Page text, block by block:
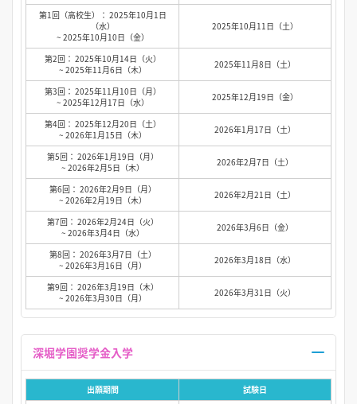
第1回（高校生）： 2025年10月1日
（水）
~ 2025年10月10日（金）
2025年10月11日（土）
第2回： 2025年10月14日（火）
~ 2025年11月6日（木）
2025年11月8日（土）
第3回： 2025年11月10日（月）
~ 2025年12月17日（水）
2025年12月19日（金）
第4回： 2025年12月20日（土）
~ 2026年1月15日（木）
2026年1月17日（土）
第5回： 2026年1月19日（月）
~ 2026年2月5日（木）
2026年2月7日（土）
第6回： 2026年2月9日（月）
~ 2026年2月19日（木）
2026年2月21日（土）
第7回： 2026年2月24日（火）
~ 2026年3月4日（水）
2026年3月6日（金）
第8回： 2026年3月7日（土）
~ 2026年3月16日（月）
2026年3月18日（水）
第9回： 2026年3月19日（木）
~ 2026年3月30日（月）
2026年3月31日（火）
出願期間
試験日